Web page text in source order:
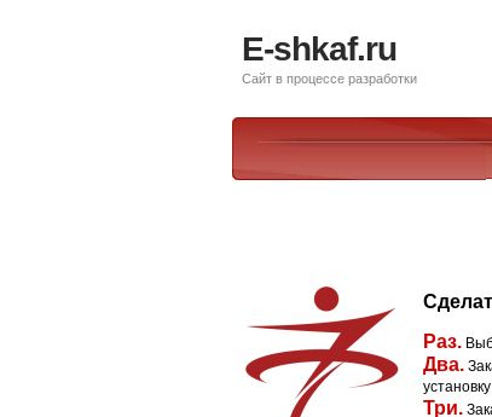
E-shkaf.ru
Сайт в процессе разработки
Раз.
Два.
Три.